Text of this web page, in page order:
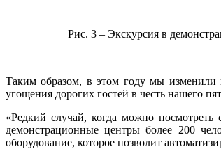
Рис. 3 – Экскурсия в
Таким образом, в этом году мы изменили
угощения дорогих гостей в честь нашего
«Редкий случай, когда можно
демонстрационные центры более 200
оборудование, которое позволит